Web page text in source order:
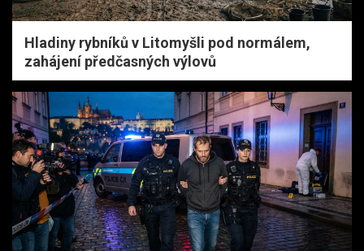
Hladiny rybníků v Litomyšli pod normálem,
zahájení předčasných výlovů